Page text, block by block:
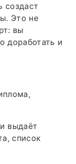
создаст
Это не
вы
доработать и
выдаёт
список